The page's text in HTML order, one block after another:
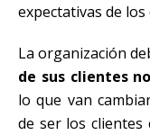
expectativas de los
La organización
de sus clientes
lo que van
de ser los clientes